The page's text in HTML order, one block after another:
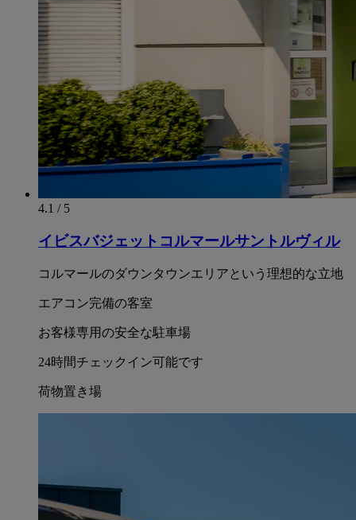
4.1 / 5
イビスバジェットコルマールサントルヴィル
コルマールのダウンタウンエリアという理想的な立地
エアコン完備の客室
お客様専用の安全な駐車場
24時間チェックイン可能です
荷物置き場